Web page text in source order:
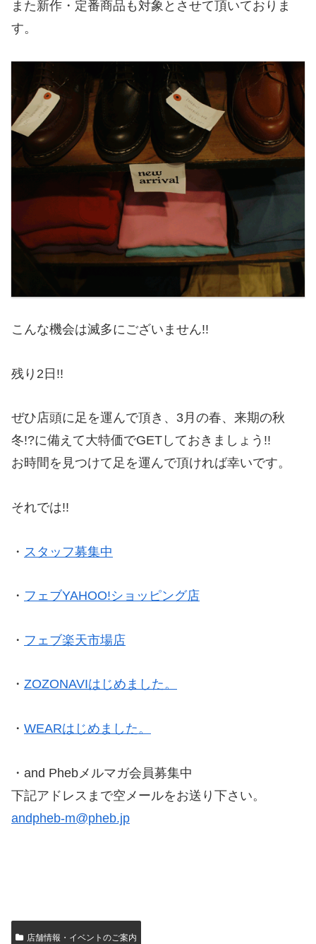
また新作・定番商品も対象とさせて頂いておりま
す。
こんな機会は滅多にございません!!
残り2日!!
ぜひ店頭に足を運んで頂き、3月の春、来期の秋
冬!?に備えて大特価でGETしておきましょう!!
お時間を見つけて足を運んで頂ければ幸いです。
それでは!!
・ スタッフ募集中
・ フェブYAHOO!ショッピング店
・ フェブ楽天市場店
・ ZOZONAVIはじめました。
・ WEARはじめました。
・and Phebメルマガ会員募集中
下記アドレスまで空メールをお送り下さい。
andpheb-m@pheb.jp
店舗情報・イベントのご案内